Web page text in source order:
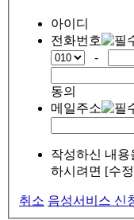
아이디
전화번호
-
동의
메일주소
작성하신 내
하시려면 [수
취소 음성서비스 신